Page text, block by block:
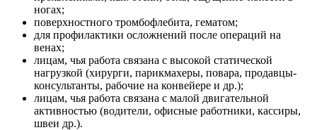
ногах;
поверхностного тромбофлебита, гематом;
для профилактики осложнений после операций на
венах;
лицам, чья работа связана с высокой статической
нагрузкой (хирурги, парикмахеры, повара, продавцы-
консультанты, рабочие на конвейере и др.);
лицам, чья работа связана с малой двигательной
активностью (водители, офисные работники, кассиры,
швеи др.).